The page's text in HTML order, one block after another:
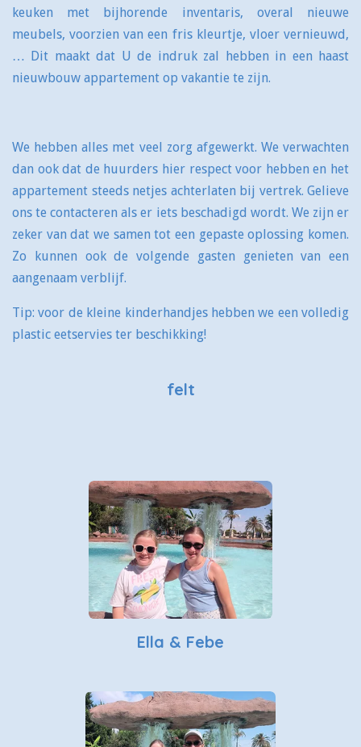
keuken met bijhorende inventaris, overal nieuwe
meubels, voorzien van een fris kleurtje, vloer vernieuwd,
… Dit maakt dat U de indruk zal hebben in een haast
nieuwbouw appartement op vakantie te zijn.
We hebben alles met veel zorg afgewerkt. We verwachten
dan ook dat de huurders hier respect voor hebben en het
appartement steeds netjes achterlaten bij vertrek. Gelieve
ons te contacteren als er iets beschadigd wordt. We zijn er
zeker van dat we samen tot een gepaste oplossing komen.
Zo kunnen ook de volgende gasten genieten van een
aangenaam verblijf.
Tip: voor de kleine kinderhandjes hebben we een volledig
plastic eetservies ter beschikking!
felt
Ella & Febe